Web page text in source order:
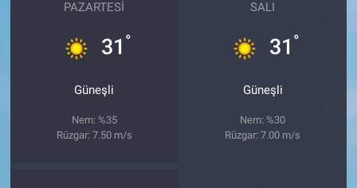
PAZARTESI
31 °
Güneşli
Nem: %35
Rüzgar: 7.50 m/s
SALI
31 °
Güneşli
Nem: %30
Rüzgar: 7.00 m/s